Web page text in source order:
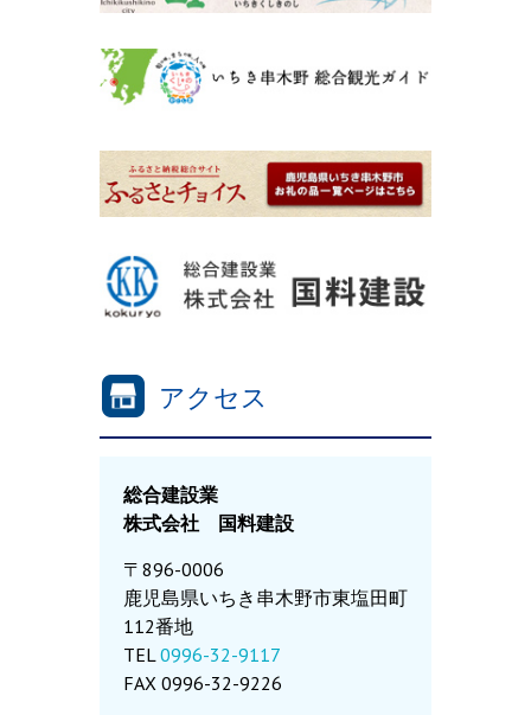
アクセス
総合建設業
株式会社 国料建設
〒896-0006
鹿児島県いちき串木野市東塩田町
112番地
TEL0996-32-9117
FAX 0996-32-9226